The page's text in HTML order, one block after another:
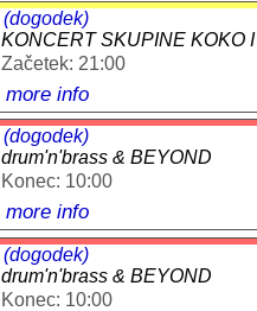
(dogodek)
KONCERT SKUPINE KOKO
Začetek: 21:00
more info
(dogodek)
drum'n'brass & BEYOND
Konec: 10:00
more info
(dogodek)
drum'n'brass & BEYOND
Konec: 10:00